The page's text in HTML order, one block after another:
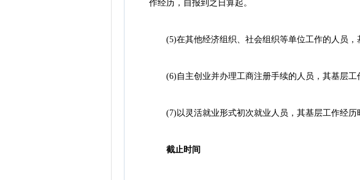
作经历，自报到之日算起。
(5)在其他经济组织、社会组织等单位工作的人员，
(6)自主创业并办理工商注册手续的人员，其基层工
(7)以灵活就业形式初次就业人员，其基层工作经历
截止时间